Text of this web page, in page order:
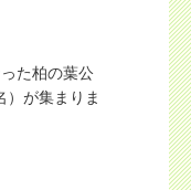
た柏の葉公
）が集まりま